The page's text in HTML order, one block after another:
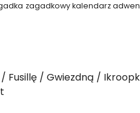
zagadkowy kalendarz
Fusillę Gwiezdną